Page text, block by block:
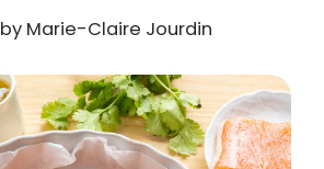
by Marie-Claire Jourdin